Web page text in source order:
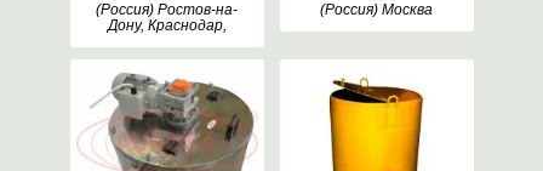
(Россия) Ростов-на-
Дону, Краснодар,
Марьянская
(Россия) Москва